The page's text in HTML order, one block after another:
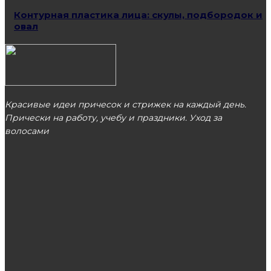
Контурная пластика лица: скулы, подбородок и
овал
Красивые идеи причесок и стрижек на каждый день.
Прически на работу, учебу и праздники. Уход за
волосами